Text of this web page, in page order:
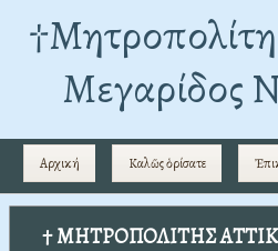
Μεγαρίδος
Αρχική Καλῶς ὁρίσατε
† ΜΗΤΡΟΠΟΛΙΤΗΣ